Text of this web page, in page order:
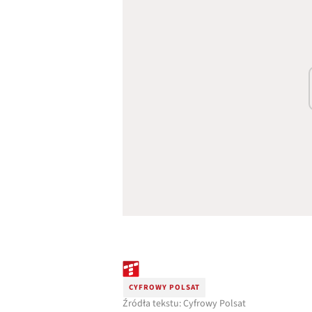
CYFROWY POLSAT
Źródła tekstu: Cyfrowy Polsat